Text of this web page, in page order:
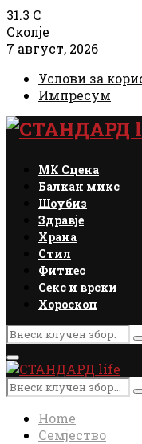
31.3 C
Скопје
7 август, 2026
Услови за
Импресум
Facebook
Instagram
Email
Rss
МК Сцена
Балкан микс
Шоубиз
Здравје
Храна
Стил
Фитнес
Секс и врски
Хороскоп
Search
for:
Primary
Menu
Search
for:
Home
Семјество